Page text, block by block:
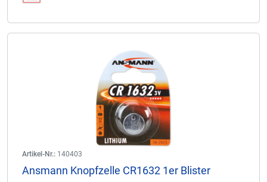
Artikel-Nr.: 140403
Ansmann Knopfzelle CR1632 1er Blister